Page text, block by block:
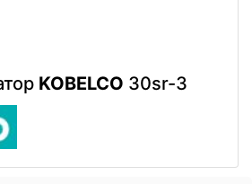
KOBELCO 30sr-3